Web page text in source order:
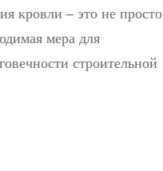
области:
долговечность
кровли – это не просто
мера для
строительной